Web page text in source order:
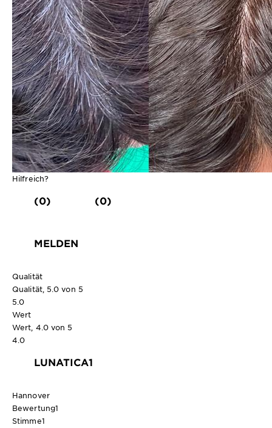
Hilfreich?
(0) (0)
MELDEN
Qualität
Qualität, 5.0 von 5
5.0
Wert
Wert, 4.0 von 5
4.0
LUNATICA1
Hannover
Bewertung1
Stimme1